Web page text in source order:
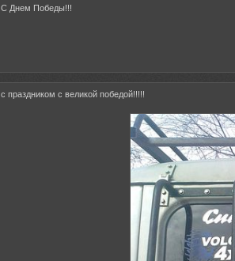
С Днем Победы!!!
с праздником с великой победой!!!!!